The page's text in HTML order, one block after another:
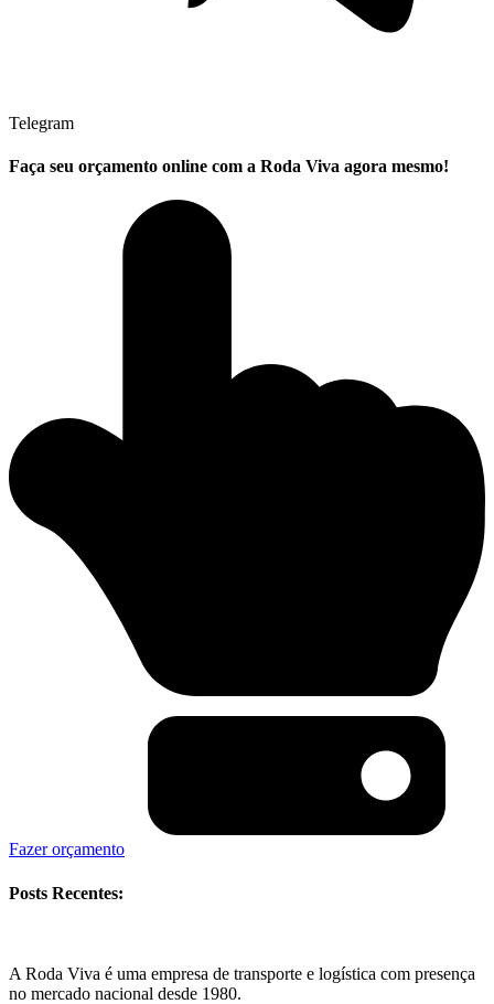
Telegram
Faça seu orçamento online com a Roda Viva agora mesmo!
Fazer orçamento
Posts Recentes:
A Roda Viva é uma empresa de transporte e logística com presença
no mercado nacional desde 1980.